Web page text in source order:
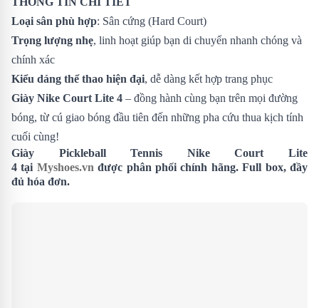
Loại sân phù hợp: Sân cứng (Hard Court)
Trọng lượng nhẹ, linh hoạt giúp bạn di chuyển nhanh chóng và
chính xác
Kiểu dáng thể thao hiện đại, dễ dàng kết hợp trang phục
Giày Nike Court Lite 4 – đồng hành cùng bạn trên mọi đường
bóng, từ cú giao bóng đầu tiên đến những pha cứu thua kịch tính
cuối cùng!
Giày Pickleball Tennis Nike Court Lite
4 tại Myshoes.vn được phân phối chính hãng. Full box, đầy
đủ hóa đơn.